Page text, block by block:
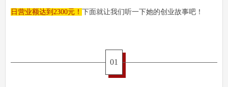
日营业额达到2300元！ 下面就让我们听一下她的创业故事吧！
01